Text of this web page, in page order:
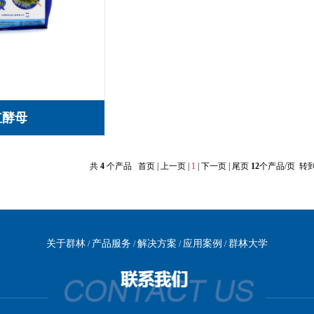
母
共 4 个产品 首页 | 上一页 | 1 | 下一页 | 尾页 12个产品/页 转
关于群林 / 产品服务 /解决方案 / 应用案例 /群林大学